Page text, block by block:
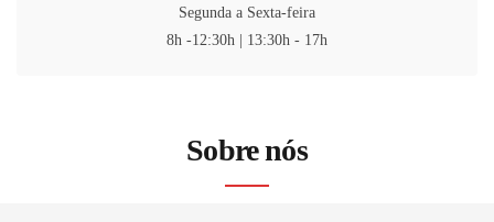
Segunda a Sexta-feira
8h -12:30h | 13:30h - 17h
Sobre nós